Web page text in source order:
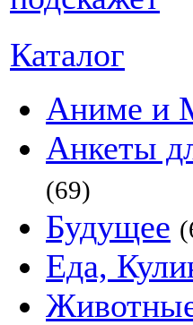
Каталог
Аниме и
Анкеты
(69)
Будущее
Еда,